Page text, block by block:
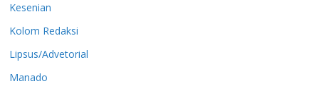
Kesenian
Kolom Redaksi
Lipsus/Advetorial
Manado